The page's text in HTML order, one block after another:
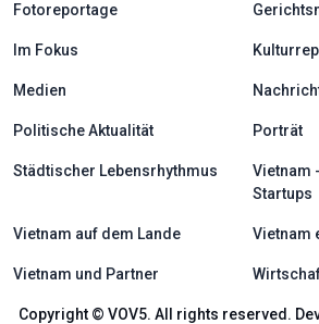
Fotoreportage
Im Fokus
Medien
Politische Aktualität Porträt
Städtischer Lebensrhythmus
Vietnam
Startups
Vietnam auf dem Lande Vietnam
Vietnam und Partner
Copyright © VOV5. All rights reserved.